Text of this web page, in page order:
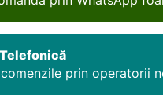
prin operatorii